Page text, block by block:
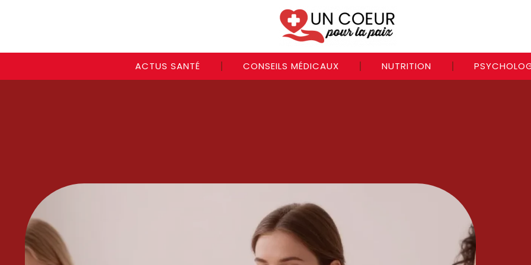
ACTUS SANTÉ CONSEILS MÉDICAUX NUTRITION